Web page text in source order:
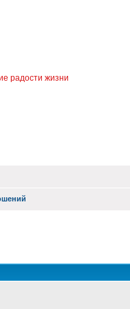
радости жизни